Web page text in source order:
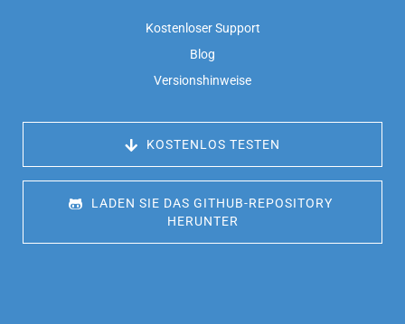
Kostenloser Support
Blog
Versionshinweise
KOSTENLOS TESTEN
LADEN SIE DAS GITHUB-REPOSITORY
HERUNTER